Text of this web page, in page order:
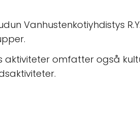
Vanhustenkotiyhdistys
aktiviteter omfatter også